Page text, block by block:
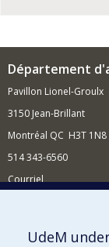
Département
Pavillon Lionel-Groulx
3150 Jean-Brillant
Montréal QC H3T 1N8
514 343-6560
Courriel
Comment
UdeM